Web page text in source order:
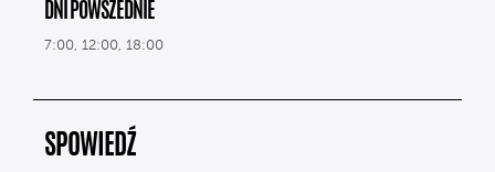
DNI POWSZEDNIE
7:00, 12:00, 18:00
SPOWIEDŹ